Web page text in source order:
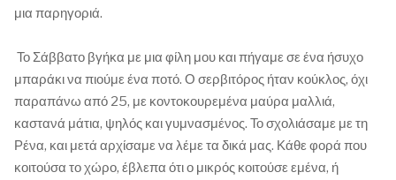
μια παρηγοριά.
Το Σάββατο βγήκα με μια φίλη μου και πήγαμε σε ένα ήσυχο
μπαράκι να πιούμε ένα ποτό. Ο σερβιτόρος ήταν κούκλος, όχι
παραπάνω από 25, με κοντοκουρεμένα μαύρα μαλλιά,
καστανά μάτια, ψηλός και γυμνασμένος. Το σχολιάσαμε με τη
Ρένα, και μετά αρχίσαμε να λέμε τα δικά μας. Κάθε φορά που
κοιτούσα το χώρο, έβλεπα ότι ο μικρός κοιτούσε εμένα, ή